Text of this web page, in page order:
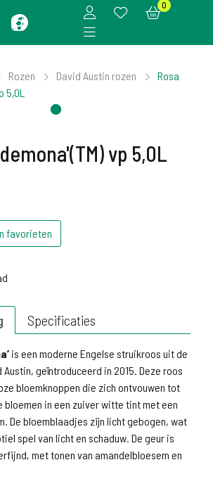
0
Rozen David Austin rozen
Rosa
5,0L
vp 5,0L
favorieten
Specificaties
is een moderne Engelse struikroos uit de
geïntroduceerd in 2015. Deze roos
bloemknoppen die zich ontvouwen tot
in een zuiver witte tint met een
De bloemblaadjes zijn licht gebogen, wat
spel van licht en schaduw. De geur is
met tonen van amandelbloesem en